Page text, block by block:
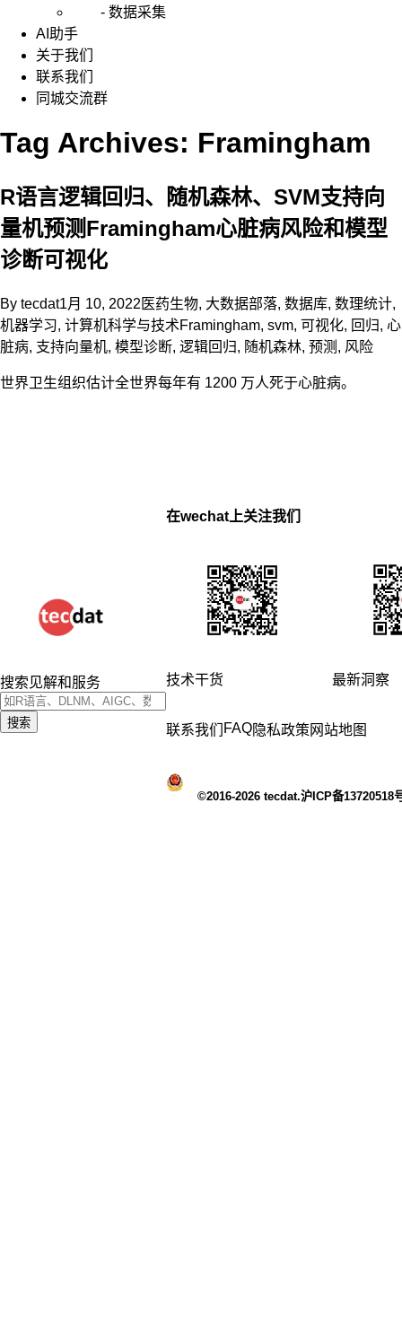
- 数据采集
AI助手
关于我们
联系我们
同城交流群
Tag Archives: Framingham
R语言逻辑回归、随机森林、SVM支持向
量机预测Framingham心脏病风险和模型
诊断可视化
By tecdat1月 10, 2022 医药生物, 大数据部落, 数据库, 数理统计,
机器学习, 计算机科学与技术Framingham, svm, 可视化, 回归, 心
脏病, 支持向量机, 模型诊断, 逻辑回归, 随机森林, 预测 , 风险
世界卫生组织估计全世界每年有 1200 万人死于心脏病。
搜索见解和服务
搜索
在wechat上关注我们
技术干货 最新洞察
联系我们 FAQ隐私政策 网站地图
©2016-2026 tecdat.沪ICP备13720518